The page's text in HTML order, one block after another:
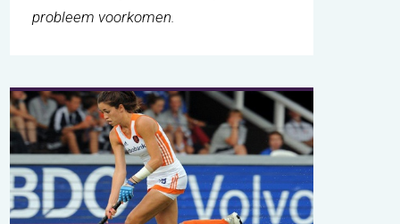
probleem voorkomen.